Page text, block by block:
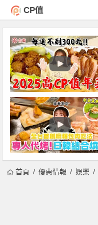
CP值
首頁 優惠情報 娛樂